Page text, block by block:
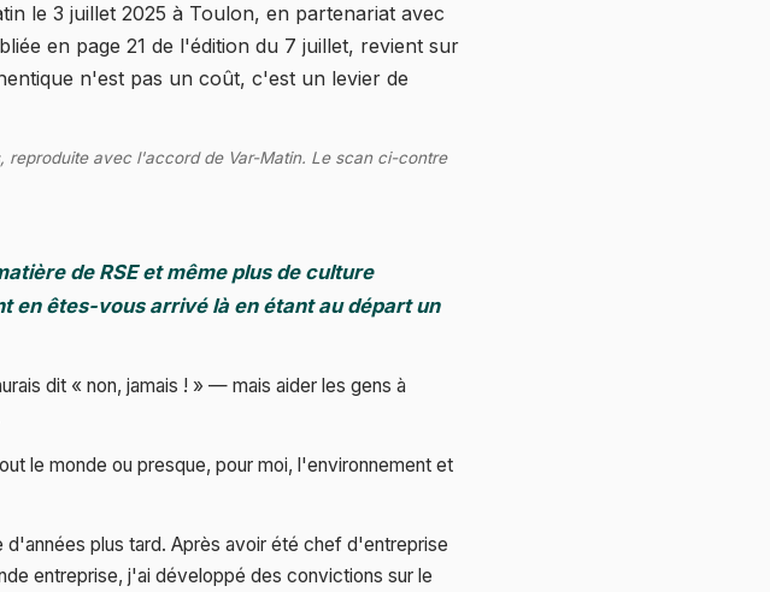
le 3 juillet 2025 à Toulon, en partenariat avec
en page 21 de l'édition du 7 juillet, revient sur
n'est pas un coût, c'est un levier de
avec l'accord de Var-Matin. Le scan ci-contre
de RSE et même plus de culture
en êtes-vous arrivé là en étant au départ un
dit « non, jamais ! » — mais aider les gens à
le monde ou presque, pour moi, l'environnement et
plus tard. Après avoir été chef d'entreprise
entreprise, j'ai développé des convictions sur le